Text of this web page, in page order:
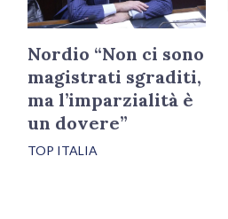
Nordio “Non ci sono
magistrati sgraditi,
ma l’imparzialità è
un dovere”
TOP ITALIA